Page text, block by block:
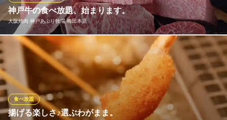
夜景 シュラスコ食べ放題 シュラスコテーブル 梅田店
梅田 夜景 シュラスコ
阪急線梅田駅 徒歩5分
大阪府大阪市北区小松原町1-27 梅田エビスビル9F
神戸牛の食べ放題、始まります。
大阪焼肉 神戸あぶり牧場 梅田本店
「贅沢の極み。神戸牛を好きなだけ。究極の食べ放題体験。」待
望の神戸牛食べ放題が“北梅田店限定”でスタート！(*梅田本店では
実施していません)。他店では真似できない、特撰部位や希少部位
まで！おすすめを階段盛でご提供！黒毛和牛サーロインは職人が
お客様の目の前でカット！詳しくは「神戸あぶり牧場北梅田店」
で。
揚げる楽しさ♪選ぶわがまま。
食べ放題